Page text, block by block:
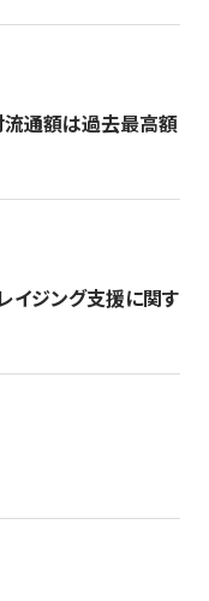
流通額は過去最高額
イジング支援に関す